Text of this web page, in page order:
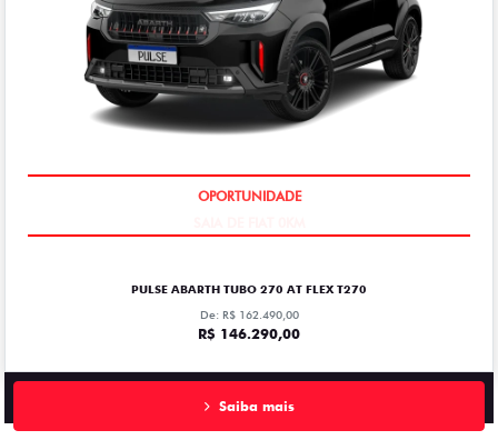
SAIA DE FIAT 0KM
PULSE ABARTH TUBO 270 AT FLEX T270
De: R$ 162.490,00
R$ 146.290,00
Saiba mais